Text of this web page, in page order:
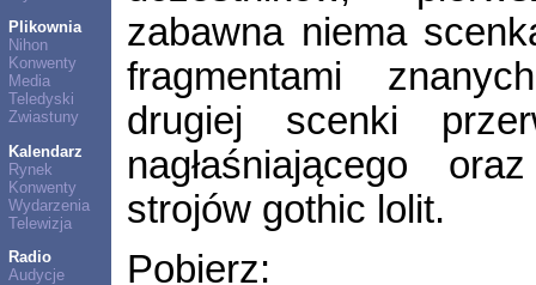
Plikownia
Nihon
Konwenty
Media
Teledyski
Zwiastuny
Kalendarz
Rynek
Konwenty
Wydarzenia
Telewizja
Radio
Audycje
zabawna niema
fragmentami
drugiej scenki
nagłaśniającego
strojów gothic lolit.
Pobierz: